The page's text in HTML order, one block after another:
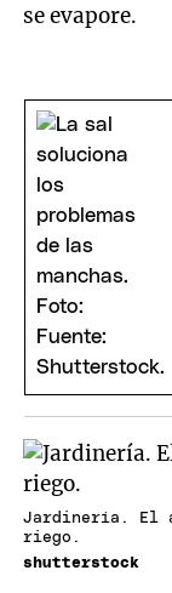
se evapore.
Jardinería. El
riego.
shutterstock